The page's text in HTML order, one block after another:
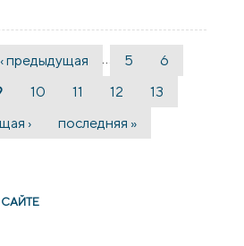
для воспитанников детского
‹ предыдущая … 5
6
10 11 12
13
›
последняя »
САЙТЕ